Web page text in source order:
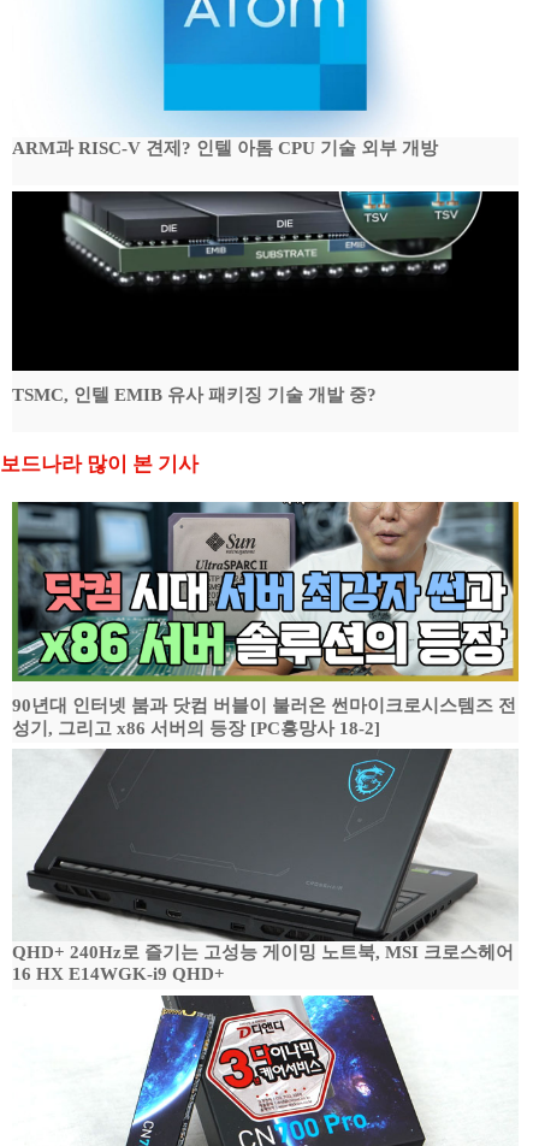
ARM과 RISC-V 견제? 인텔 아톰 CPU 기술 외부 개방
TSMC, 인텔 EMIB 유사 패키징 기술 개발 중?
보드나라 많이 본 기사
90년대 인터넷 붐과 닷컴 버블이 불러온 썬마이크로시스템즈 전
성기, 그리고 x86 서버의 등장 [PC흥망사 18-2]
QHD+ 240Hz로 즐기는 고성능 게이밍 노트북, MSI 크로스헤어
16 HX E14WGK-i9 QHD+